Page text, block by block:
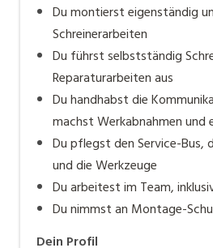
Du montierst eigenständig
Schreinerarbeiten
Du führst selbstständig
Reparaturarbeiten aus
Du handhabst die
machst Werkabnahmen und
Du pflegst den Service-Bus,
und die Werkzeuge
Du arbeitest im Team,
Du nimmst an Montage-
Dein Profil